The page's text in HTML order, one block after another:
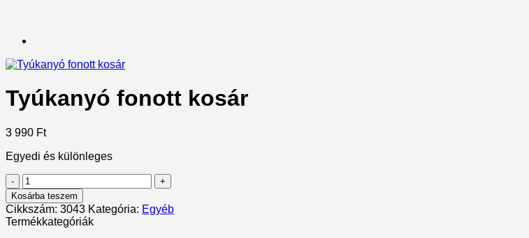
Tyúkanyó fonott kosár
3 990 Ft
Egyedi és különleges
Tyúkanyó
fonott
kosár
mennyiség
Kosárba teszem
Cikkszám: 3043 Kategória: Egyéb
Termékkategóriák